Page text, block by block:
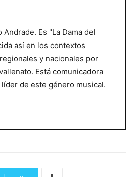
Andrade. Es "La Dama del
así en los contextos
y nacionales por
Está comunicadora
de este género musical.